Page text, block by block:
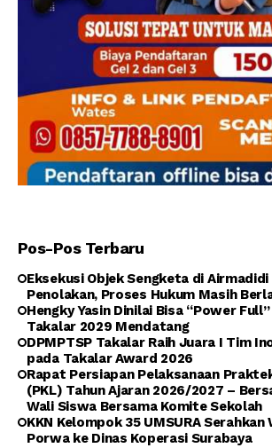
Pos-Pos Terbaru
Eksekusi Objek Sengketa di
Penolakan, Proses Hukum Masih
Hengky Yasin Dinilai Bisa “Power
Takalar 2029 Mendatang
DPMPTSP Takalar Raih Juara I Tim
pada Takalar Award 2026
Rapat Persiapan Pelaksanaan
(PKL) Tahun Ajaran 2026/2027 –
Wali Siswa Bersama Komite Sekolah
KKN Kelompok 35 UMSURA Serahkan
Porwa ke Dinas Koperasi Surabaya